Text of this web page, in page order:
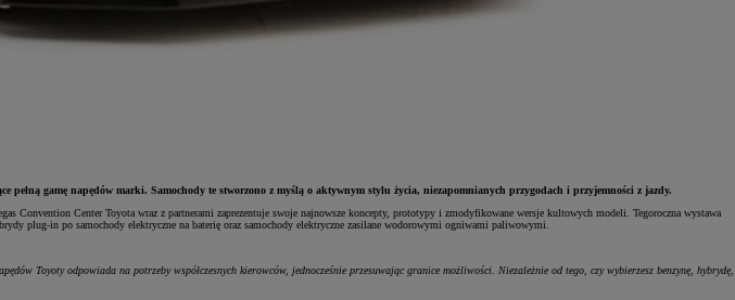
gamę napędów marki. Samochody te stworzono z myślą o aktywnym stylu życia, niezapomnianych przygodach i przyjemności z jazdy.
Center Toyota wraz z partnerami zaprezentuje swoje najnowsze koncepty, prototypy i zmodyfikowane wersje kultowych modeli. Tegoroczna wystawa
plug-in po samochody elektryczne na baterię oraz samochody elektryczne zasilane wodorowymi ogniwami paliwowymi.
Toyoty odpowiada na potrzeby współczesnych kierowców, jednocześnie przesuwając granice możliwości. Niezależnie od tego, czy wybierzesz benzynę, hybrydę,